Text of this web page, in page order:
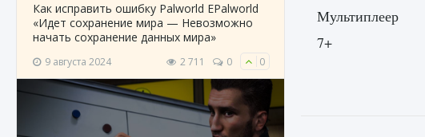
Как исправить ошибку Palworld EPalworld
«Идет сохранение мира — Невозможно
начать сохранение данных мира»
9 августа 2024 2 711 0 0
Мультиплеер
7+